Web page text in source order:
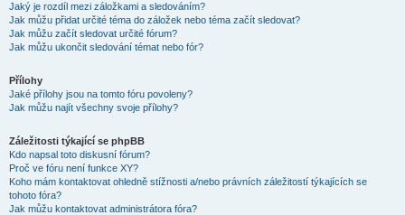
Jaký je rozdíl mezi záložkami a sledováním?
Jak můžu přidat určité téma do záložek nebo téma začít sledovat?
Jak můžu začít sledovat určité fórum?
Jak můžu ukončit sledování témat nebo fór?
Přílohy
Jaké přílohy jsou na tomto fóru povoleny?
Jak můžu najít všechny svoje přílohy?
Záležitosti týkající se phpBB
Kdo napsal toto diskusní fórum?
Proč ve fóru není funkce XY?
Koho mám kontaktovat ohledně stížnosti a/nebo právních záležitostí týkajících se
tohoto fóra?
Jak můžu kontaktovat administrátora fóra?